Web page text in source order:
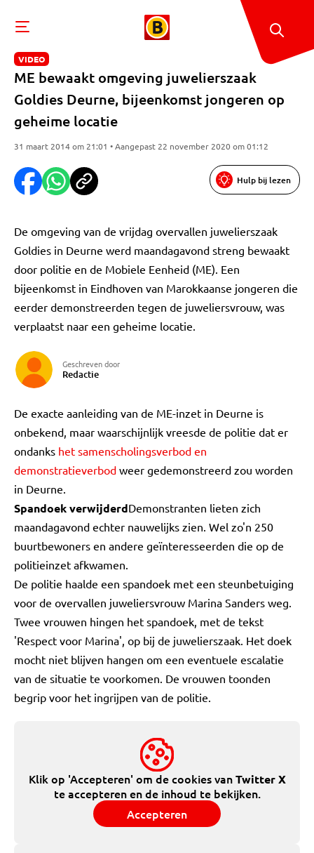
VIDEO
ME bewaakt omgeving juwelierszaak
Goldies Deurne, bijeenkomst jongeren op
geheime locatie
31 maart 2014 om 21:01 • Aangepast 22 november 2020 om 01:12
Hulp bij lezen
De omgeving van de vrijdag overvallen juwelierszaak
Goldies in Deurne werd maandagavond streng bewaakt
door politie en de Mobiele Eenheid (ME). Een
bijeenkomst in Eindhoven van Marokkaanse jongeren die
eerder demonstreerden tegen de juweliersvrouw, was
verplaatst naar een geheime locatie.
Geschreven door
Redactie
De exacte aanleiding van de ME-inzet in Deurne is
onbekend, maar waarschijnlijk vreesde de politie dat er
ondanks het samenscholingsverbod en
demonstratieverbod weer gedemonstreerd zou worden
in Deurne.
Spandoek verwijderdDemonstranten lieten zich
maandagavond echter nauwelijks zien. Wel zo'n 250
buurtbewoners en andere geïnteresseerden die op de
politieinzet afkwamen.
De politie haalde een spandoek met een steunbetuiging
voor de overvallen juweliersvrouw Marina Sanders weg.
Twee vrouwen hingen het spandoek, met de tekst
'Respect voor Marina', op bij de juwelierszaak. Het doek
mocht niet blijven hangen om een eventuele escalatie
van de situatie te voorkomen. De vrouwen toonden
begrip voor het ingrijpen van de politie.
Klik op 'Accepteren' om de cookies vanTwitter X
te accepteren en de inhoud te bekijken.
Accepteren